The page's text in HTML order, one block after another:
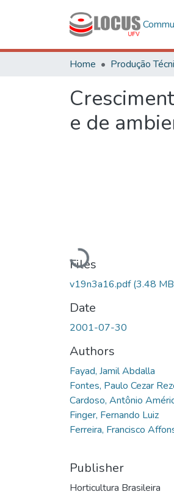
Home Produção
e de
Loading...
Files
v19n3a16.pdf(3.48
Date
2001-07-30
Authors
Fayad, Jamil Abdalla
Fontes, Paulo Cezar
Cardoso, Antônio
Finger, Fernando Luiz
Ferreira, Francisco
Publisher
Horticultura Brasileira